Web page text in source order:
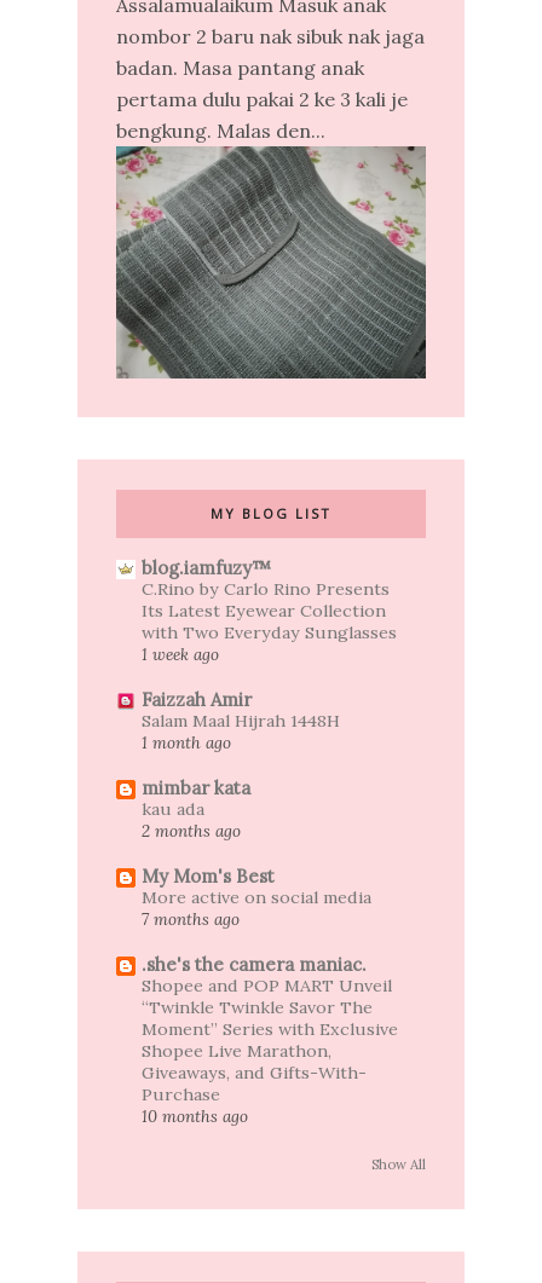
Assalamualaikum Masuk anak
nombor 2 baru nak sibuk nak jaga
badan. Masa pantang anak
pertama dulu pakai 2 ke 3 kali je
bengkung. Malas den...
MY BLOG LIST
blog.iamfuzy™
C.Rino by Carlo Rino Presents
Its Latest Eyewear Collection
with Two Everyday Sunglasses
1 week ago
Faizzah Amir
Salam Maal Hijrah 1448H
1 month ago
mimbar kata
kau ada
2 months ago
My Mom's Best
More active on social media
7 months ago
.she's the camera maniac.
Shopee and POP MART Unveil
“Twinkle Twinkle Savor The
Moment” Series with Exclusive
Shopee Live Marathon,
Giveaways, and Gifts-With-
Purchase
10 months ago
Show All